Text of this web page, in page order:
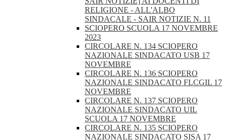
RELIGIONE - ALL'ALBO
SINDACALE - SAIR NOTIZIE N. 11
SCIOPERO SCUOLA 17 NOVEMBRE
2023
CIRCOLARE N. 134 SCIOPERO
NAZIONALE SINDACATO USB 17
NOVEMBRE
CIRCOLARE N. 136 SCIOPERO
NAZIONALE SINDACATO FLCGIL 17
NOVEMBRE
CIRCOLARE N. 137 SCIOPERO
NAZIONALE SINDACATO UIL
SCUOLA 17 NOVEMBRE
CIRCOLARE N. 135 SCIOPERO
NAZIONALE SINDACATO SISA 17